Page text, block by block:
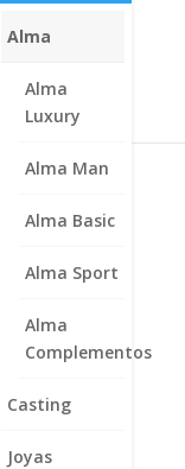
Alma
Alma
Luxury
Alma Man
Alma Basic
Alma Sport
Alma
Complementos
Casting
Joyas